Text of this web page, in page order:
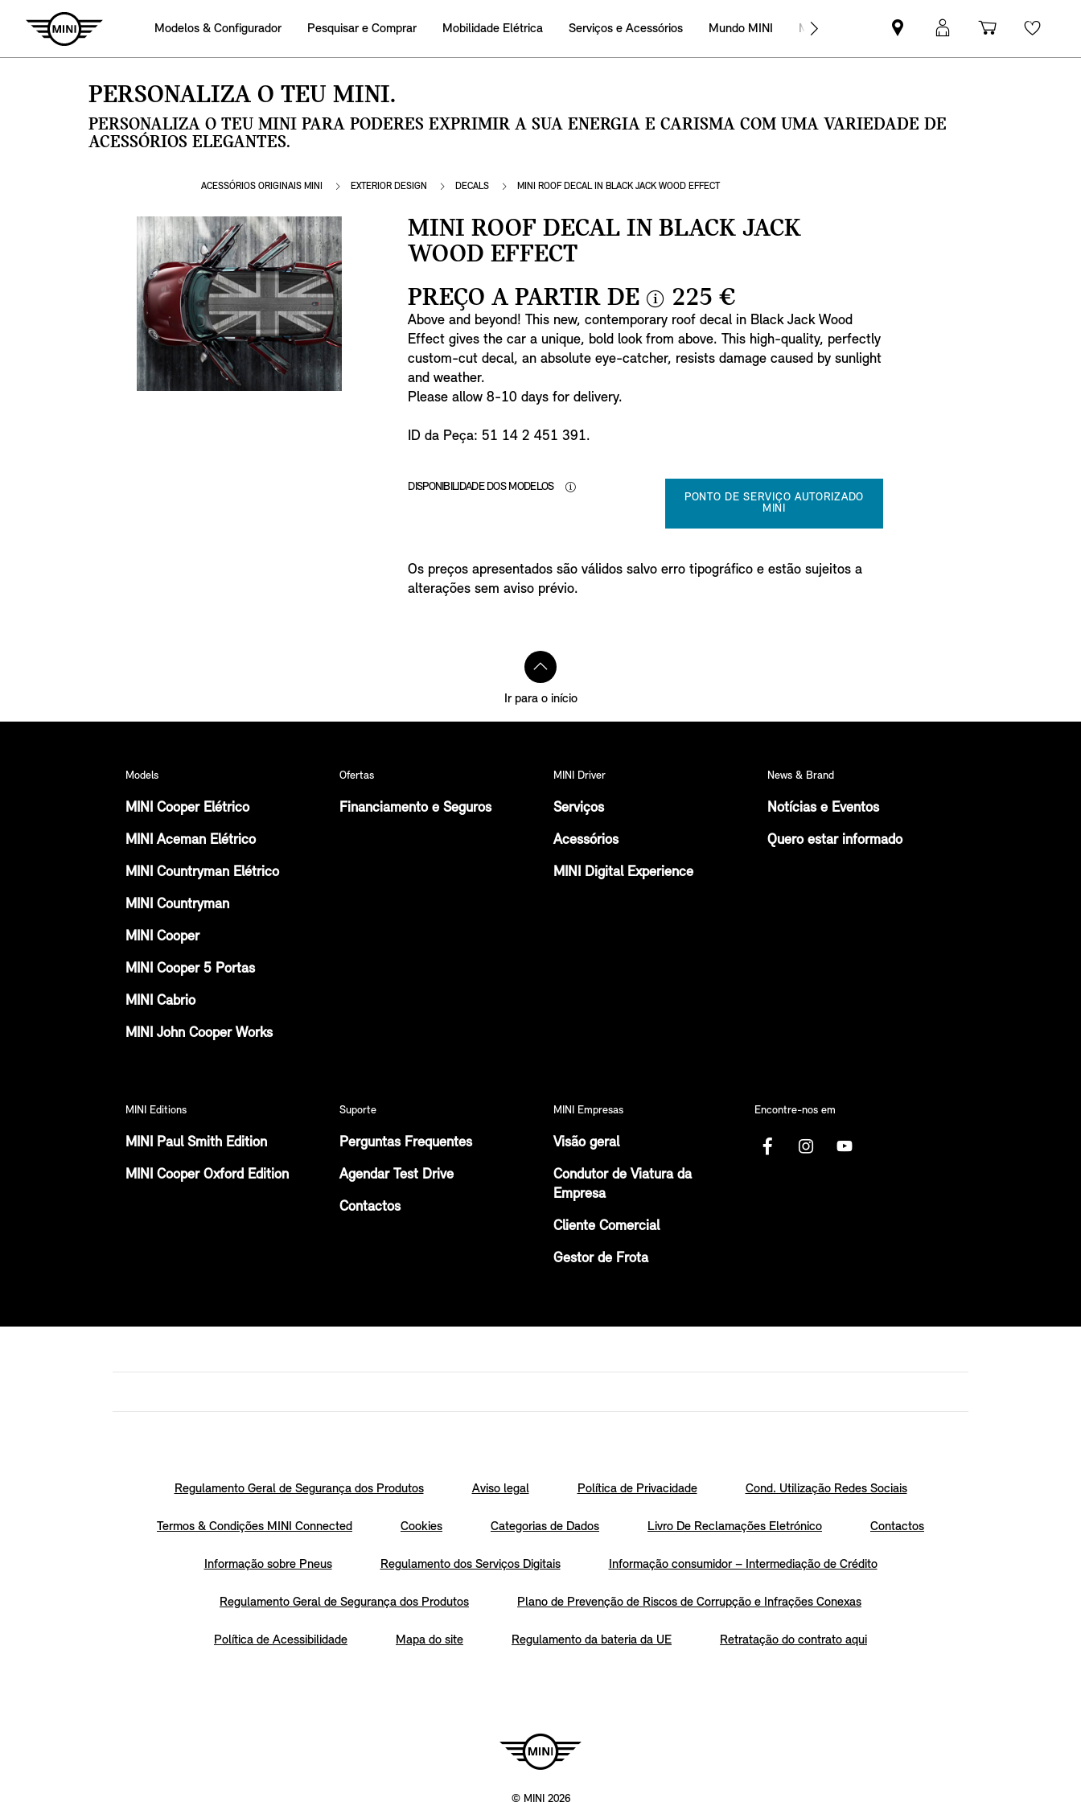
Modelos & Configurador Pesquisar e Comprar Mobilidade Elétrica Serviços e Acessórios Mundo MINI MINI Empresas
Pesquisar
parceiro
Iniciar
sessão
Carrinho
de
PERSONALIZA O TEU MINI.
PERSONALIZA O TEU MINI PARA PODERES EXPRIMIR A SUA ENERGIA E CARISMA COM UMA VARIEDADE DE
ACESSÓRIOS ELEGANTES.
ACESSÓRIOS ORIGINAIS MINI EXTERIOR DESIGN DECALS MINI ROOF DECAL IN BLACK JACK WOOD EFFECT
MINI ROOF DECAL IN BLACK JACK
WOOD EFFECT
PREÇO A PARTIR DE
i
n
f
225 €
Above and beyond! This new, contemporary roof decal in Black Jack Wood
Effect gives the car a unique, bold look from above. This high-quality, perfectly
custom-cut decal, an absolute eye-catcher, resists damage caused by sunlight
and weather.
Please allow 8-10 days for delivery.
ID da Peça: 51 14 2 451 391.
DISPONIBILIDADE DOS MODELOS
PONTO DE SERVIÇO AUTORIZADO
MINI
Os preços apresentados são válidos salvo erro tipográfico e estão sujeitos a
alterações sem aviso prévio.
Ir para o início
Models
MINI Cooper Elétrico
MINI Aceman Elétrico
MINI Countryman Elétrico
MINI Countryman
MINI Cooper
MINI Cooper 5 Portas
MINI Cabrio
MINI John Cooper Works
Ofertas
Financiamento e Seguros
MINI Driver
Serviços
Acessórios
MINI Digital Experience
News & Brand
Notícias e Eventos
Quero estar informado
MINI Editions
MINI Paul Smith Edition
MINI Cooper Oxford Edition
Suporte
Perguntas Frequentes
Agendar Test Drive
Contactos
MINI Empresas
Visão geral
Condutor de Viatura da
Empresa
Cliente Comercial
Gestor de Frota
Encontre-nos em
Regulamento Geral de Segurança dos Produtos Aviso legal Política de Privacidade Cond. Utilização Redes Sociais
Termos & Condições MINI Connected Cookies Categorias de Dados Livro De Reclamações Eletrónico Contactos
Informação sobre Pneus Regulamento dos Serviços Digitais Informação consumidor – Intermediação de Crédito
Regulamento Geral de Segurança dos Produtos Plano de Prevenção de Riscos de Corrupção e Infrações Conexas
Política de Acessibilidade Mapa do site Regulamento da bateria da UE Retratação do contrato aqui
© MINI 2026